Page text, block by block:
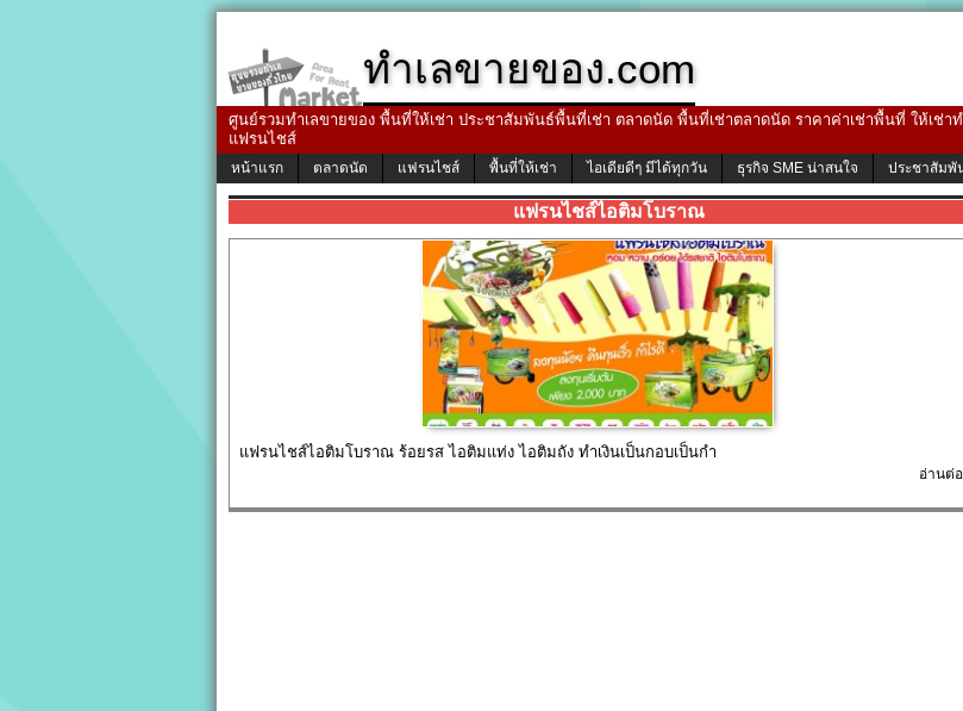
ทำเลขายของ.com
ศูนย์รวมทำเลขายของ พื้นที่ให้เช่า ประชาสัมพันธ์พื้นที่เช่า ตลาดนัด พื้นที่เช่าตลาดนัด ราคาค่าเช่าพื้นที่ ให้เช่
แฟรนไชส์
หน้าแรก ตลาดนัด แฟรนไชส์ พื้นที่ให้เช่า ไอเดียดีๆ มีได้ทุกวัน ธุรกิจ SME น่าสนใจ ประชาสัมพั
แฟรนไชส์ไอติมโบราณ
แฟรนไชส์ไอติมโบราณ ร้อยรส ไอติมแท่ง ไอติมถัง ทำเงินเป็นกอบเป็นกำ
อ่านต่